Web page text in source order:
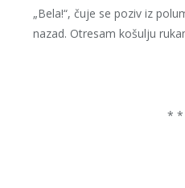
„Bela!“, čuje se poziv iz
nazad. Otresam košulju
*